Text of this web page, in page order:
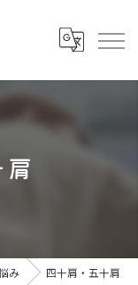
み 四十肩・五十肩